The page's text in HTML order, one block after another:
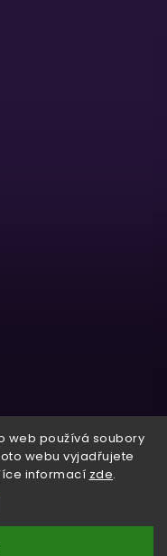
web používá soubory
webu vyjadřujete
informací zde.
práva vyhrazena.